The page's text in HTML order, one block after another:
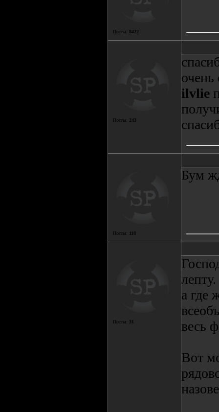
Посты: 8422
Посты: 243
очень
ilvlie
Посты: 118
Бум
Посты: 31
а где
весь
Вот